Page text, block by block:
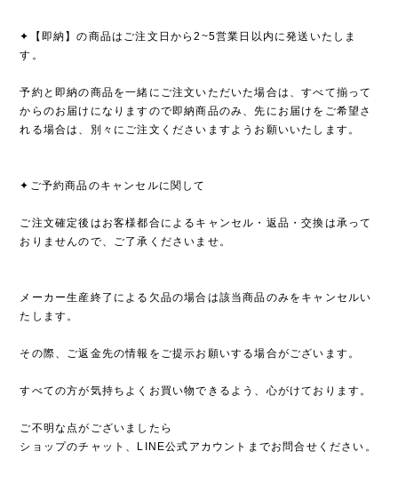
✦【即納】の商品はご注文日から2~5営業日以内に発送いたしま
す。
予約と即納の商品を一緒にご注文いただいた場合は、すべて揃って
からのお届けになりますので即納商品のみ、先にお届けをご希望さ
れる場合は、別々にご注文くださいますようお願いいたします。
✦ご予約商品のキャンセルに関して
ご注文確定後はお客様都合によるキャンセル・返品・交換は承って
おりませんので、ご了承くださいませ。
メーカー生産終了による欠品の場合は該当商品のみをキャンセルい
たします。
その際、ご返金先の情報をご提示お願いする場合がございます。
すべての方が気持ちよくお買い物できるよう、心がけております。
ご不明な点がございましたら
ショップのチャット、LINE公式アカウントまでお問合せください。